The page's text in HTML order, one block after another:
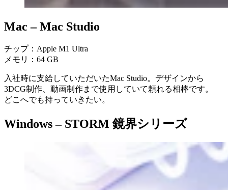
Mac –Mac Studio
チップ：Apple M1 Ultra
メモリ：64 GB
入社時に支給していただいたMac Studio。デザインから
3DCG制作、動画制作まで使用していて頼れる相棒です。
どこへでも持っていきたい。
Windows – STORM 鏡界シリーズ